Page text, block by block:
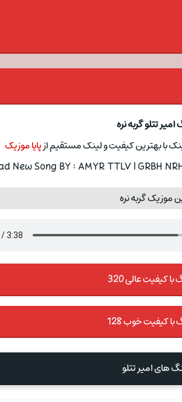
تتلو گربه نره
با بهترین کیفیت و لینک مستقیم ازپایا موزیک
New Song BY : AMYR TTLV | GRBH
موزیک گربه نره
کیفیت عالی 320
با کیفیت خوب 128
های امیر تتلو